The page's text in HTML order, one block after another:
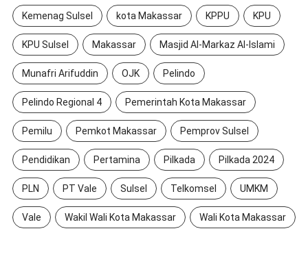
Kemenag Sulsel kota Makassar KPPU KPU
KPU Sulsel Makassar Masjid Al-Markaz Al-Islami
Munafri Arifuddin OJK Pelindo
Pelindo Regional 4 Pemerintah Kota Makassar
Pemilu Pemkot Makassar Pemprov Sulsel
Pendidikan Pertamina Pilkada Pilkada 2024
PLN PT Vale Sulsel Telkomsel UMKM
Vale Wakil Wali Kota Makassar Wali Kota Makassar